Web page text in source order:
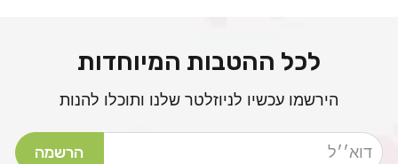
לכל ההטבות המיוחדות
הירשמו עכשיו לניוזלטר שלנו ותוכלו להנות
דוא׳׳ל הרשמה